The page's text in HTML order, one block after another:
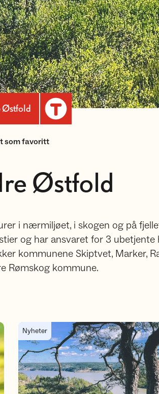
Østfold
som favoritt
Østfold
i nærmiljøet, i skogen og på
og har ansvaret for 3 ubetjente
kommunene Skiptvet, Marker,
Rømskog kommune.
Kjent i Indre Østfold regionen 2026
Nyheter